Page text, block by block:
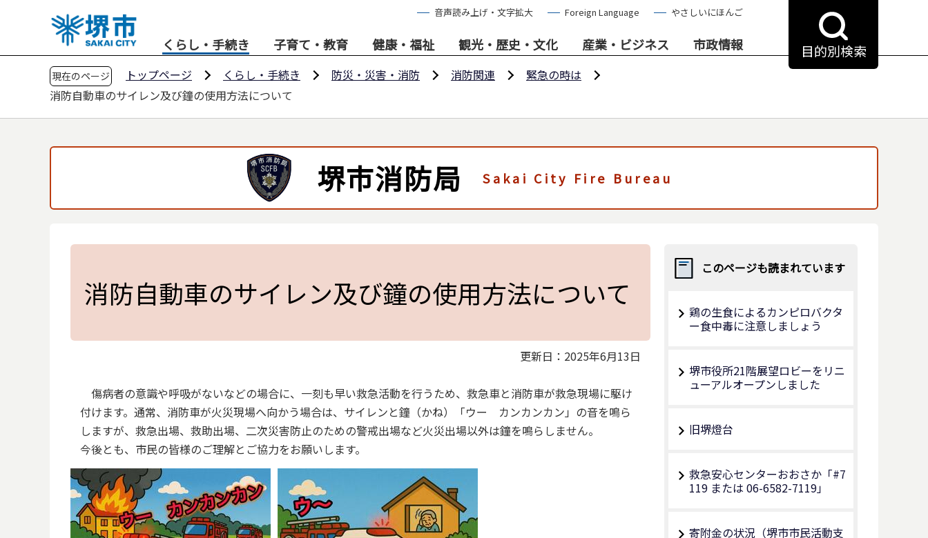
先
音声読み上げ・文字拡大 Foreign Language やさしいにほんご
くらし・手続き 子育て・教育 健康・福祉 観光・歴史・文化 産業・ビジネス 市政情報 目的別検索
現在のページ トップページ くらし・手続き 防災・災害・消防 消防関連
緊急の時は
消防自動車のサイレン及び鐘の使用方法について
堺市消防局 Sakai City Fire Bureau
消防自動車のサイレン及び鐘の使用方法について
更新日：2025年6月13日
傷病者の意識や呼吸がないなどの場合に、一刻も早い救急活動を行うため、救急車と消防車が救急現場に駆け
付けます。通常、消防車が火災現場へ向かう場合は、サイレンと鐘（かね）「ウー カンカンカン」の音を鳴ら
しますが、救急出場、救助出場、二次災害防止のための警戒出場など火災出場以外は鐘を鳴らしません。
今後とも、市民の皆様のご理解とご協力をお願いします。
このページも読まれています
鶏の生食によるカンピロバクタ
ー食中毒に注意しましょう
堺市役所21階展望ロビーをリニ
ューアルオープンしました
旧堺燈台
救急安心センターおおさか「#7
119 または 06-6582-7119」
寄附金の状況（堺市市民活動支